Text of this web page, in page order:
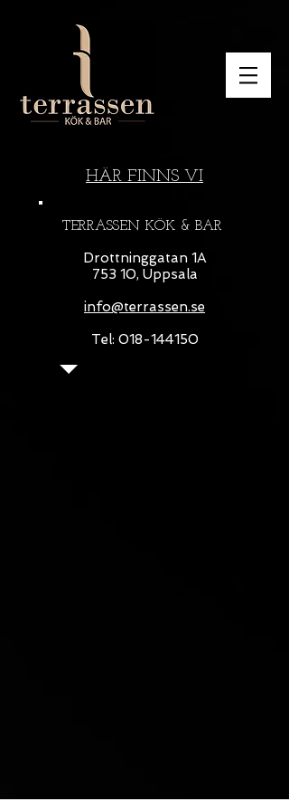
HÄR FINNS VI
TERRASSEN KÖK & BAR
Drottninggatan 1A
753 10, Uppsala
info@terrassen.se
Tel: 018-144150